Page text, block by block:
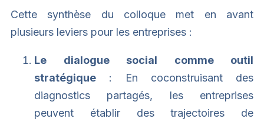
Cette synthèse du colloque met en avant
plusieurs leviers pour les entreprises :
Le dialogue social comme outil
stratégique : En coconstruisant des
diagnostics partagés, les entreprises
peuvent établir des trajectoires de